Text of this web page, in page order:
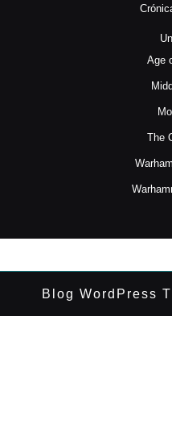
Age
The
Blog WordPress